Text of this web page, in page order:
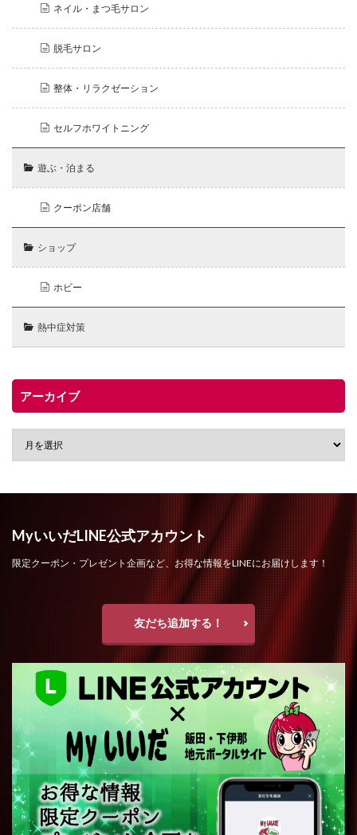
ネイル・まつ毛サロン
脱毛サロン
整体・リラクゼーション
セルフホワイトニング
遊ぶ・泊まる
クーポン店舗
ショップ
ホビー
熱中症対策
アーカイブ
MyいいだLINE公式アカウント
限定クーポン・プレゼント企画など、お得な情報をLINEにお届けします！
友だち追加する！